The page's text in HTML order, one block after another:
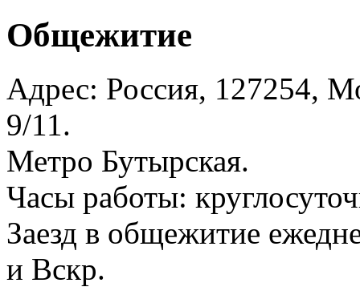
Общежитие
Адрес: Россия, 127254,
9/11.
Метро Бутырская.
Часы работы:
Заезд в общежитие
и Вскр.